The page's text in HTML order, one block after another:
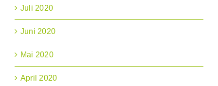
Juli 2020
Juni 2020
Mai 2020
April 2020